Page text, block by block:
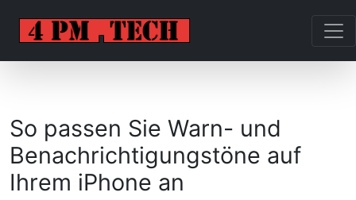
So passen Sie Warn- und
Benachrichtigungstöne auf
Ihrem iPhone an